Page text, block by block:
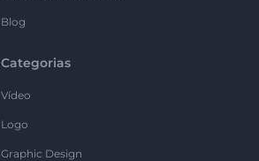
Blog
Categorias
Vídeo
Logo
Graphic Design